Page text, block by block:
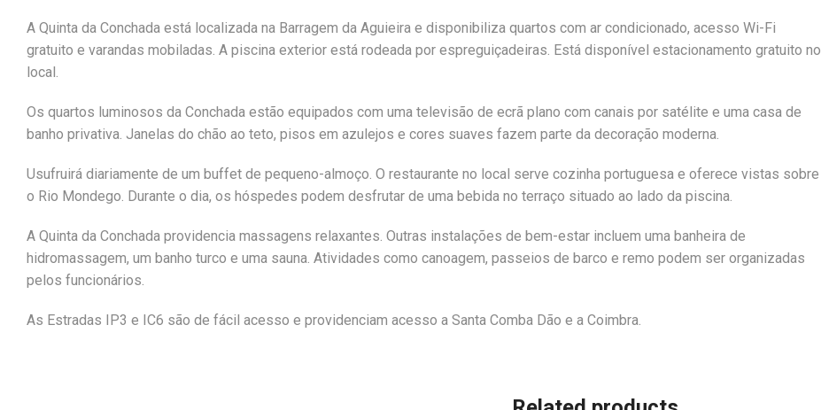
A Quinta da Conchada está localizada na Barragem da Aguieira e disponibiliza quartos com ar condicionado, acesso Wi-Fi
gratuito e varandas mobiladas. A piscina exterior está rodeada por espreguiçadeiras. Está disponível estacionamento gratuito no
local.
Os quartos luminosos da Conchada estão equipados com uma televisão de ecrã plano com canais por satélite e uma casa de
banho privativa. Janelas do chão ao teto, pisos em azulejos e cores suaves fazem parte da decoração moderna.
Usufruirá diariamente de um buffet de pequeno-almoço. O restaurante no local serve cozinha portuguesa e oferece vistas sobre
o Rio Mondego. Durante o dia, os hóspedes podem desfrutar de uma bebida no terraço situado ao lado da piscina.
A Quinta da Conchada providencia massagens relaxantes. Outras instalações de bem-estar incluem uma banheira de
hidromassagem, um banho turco e uma sauna. Atividades como canoagem, passeios de barco e remo podem ser organizadas
pelos funcionários.
As Estradas IP3 e IC6 são de fácil acesso e providenciam acesso a Santa Comba Dão e a Coimbra.